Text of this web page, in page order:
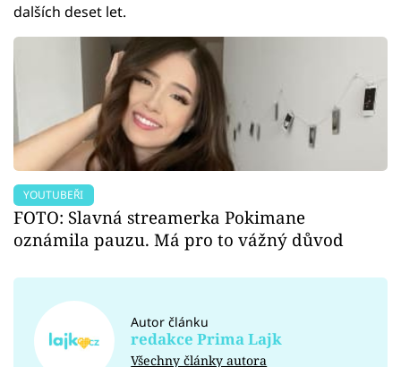
dalších deset let.
YOUTUBEŘI
FOTO: Slavná streamerka Pokimane
oznámila pauzu. Má pro to vážný důvod
Autor článku
redakce Prima Lajk
Všechny články autora